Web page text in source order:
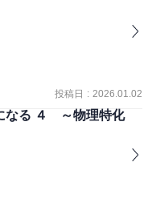
投稿日 : 2026.01.02
なる ４ ～物理特化